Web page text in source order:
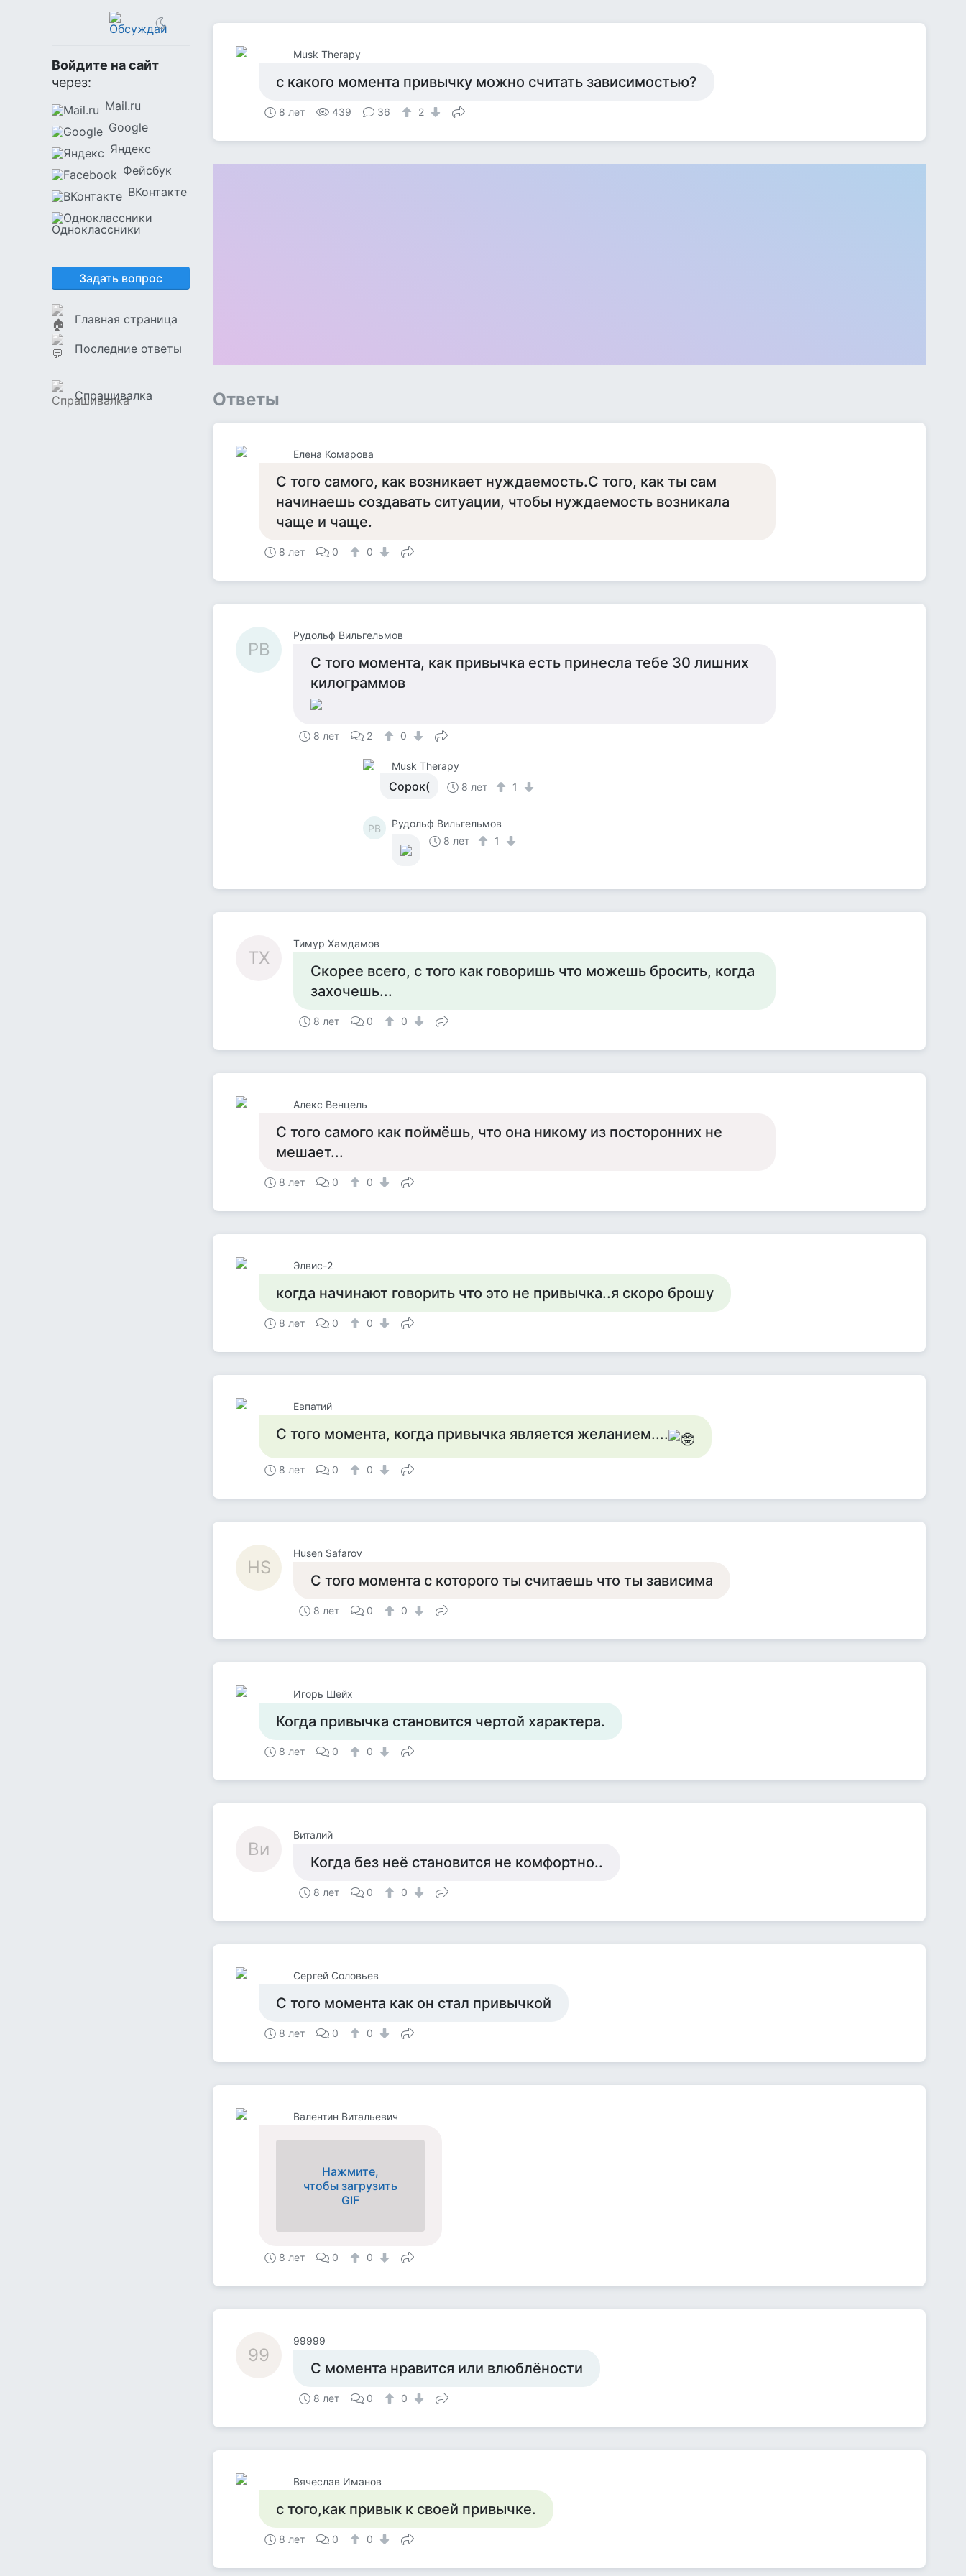
Войдите на сайт
через:
Mail.ru
Google
Яндекс
Фейсбук
ВКонтакте
Одноклассники
Задать вопрос
Главная страница
Последние ответы
Спрашивалка
Musk Therapy
с какого момента привычку можно считать зависимостью?
8 лет 439 36 2
Ответы
Елена Комарова
С того самого, как возникает нуждаемость.С того, как ты сам
начинаешь создавать ситуации, чтобы нуждаемость возникала
чаще и чаще.
8 лет 0 0
РВ
Рудольф Вильгельмов
С того момента, как привычка есть принесла тебе 30 лишних
килограммов
8 лет 2 0
Musk Therapy
Сорок( 8 лет 1
РВ
Рудольф Вильгельмов
8 лет
1
ТХ
Тимур Хамдамов
Скорее всего, с того как говоришь что можешь бросить, когда
захочешь...
8 лет 0 0
Алекс Венцель
С того самого как поймёшь, что она никому из посторонних не
мешает...
8 лет 0 0
Элвис-2
когда начинают говорить что это не привычка..я скоро брошу
8 лет 0 0
Евпатий
С того момента, когда привычка является желанием....
8 лет 0 0
HS
Husen Safarov
С того момента с которого ты считаешь что ты зависима
8 лет 0 0
Игорь Шейх
Когда привычка становится чертой характера.
8 лет 0 0
Ви
Виталий
Когда без неё становится не комфортно..
8 лет 0 0
Сергей Соловьев
С того момента как он стал привычкой
8 лет 0 0
Валентин Витальевич
Нажмите,
чтобы загрузить
GIF
8 лет 0 0
99
99999
С момента нравится или влюблёности
8 лет 0 0
Вячеслав Иманов
с того,как привык к своей привычке.
8 лет 0 0